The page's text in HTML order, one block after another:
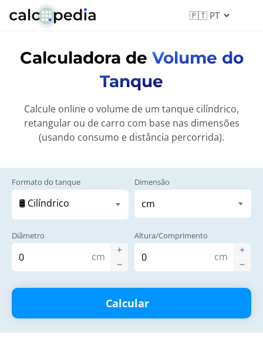
Calculadora de Volume do
Tanque
Calcule online o volume de um tanque cilíndrico,
retangular ou de carro com base nas dimensões
(usando consumo e distância percorrida).
Formato do tanque Dimensão
Diâmetro
cm
Altura/Comprimento
cm
Calcular